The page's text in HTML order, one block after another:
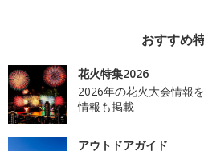
おすすめ
花火特集2026
2026年の花火大会情報
情報も掲載
アウトドアガイド